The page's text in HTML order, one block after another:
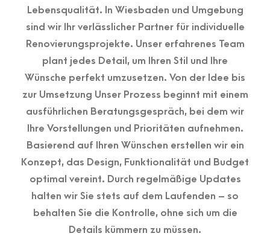
Lebensqualität. In Wiesbaden und Umgebung
sind wir Ihr verlässlicher Partner für individuelle
Renovierungsprojekte. Unser erfahrenes Team
plant jedes Detail, um Ihren Stil und Ihre
Wünsche perfekt umzusetzen. Von der Idee bis
zur Umsetzung Unser Prozess beginnt mit einem
ausführlichen Beratungsgespräch, bei dem wir
Ihre Vorstellungen und Prioritäten aufnehmen.
Basierend auf Ihren Wünschen erstellen wir ein
Konzept, das Design, Funktionalität und Budget
optimal vereint. Durch regelmäßige Updates
halten wir Sie stets auf dem Laufenden – so
behalten Sie die Kontrolle, ohne sich um die
Details kümmern zu müssen.